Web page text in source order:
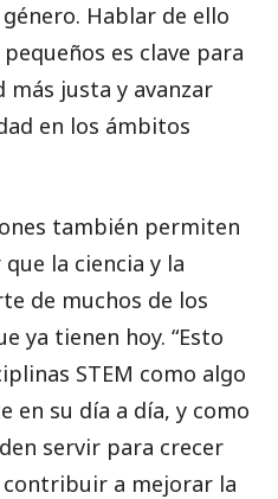
Hablar de ello
es clave para
justa y avanzar
en los ámbitos
también permiten
la ciencia y la
de muchos de los
ya tienen hoy. “Esto
STEM como algo
en su día a día, y como
servir para crecer
a mejorar la